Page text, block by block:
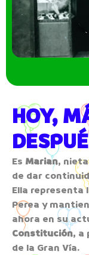
HOY,
Es Marian,
de dar
Ella representa
Perea y
ahora en su
Constitución, a
de la Gran Vía.